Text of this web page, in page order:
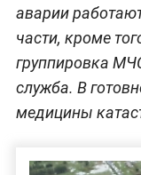
аварии
части, кроме
группировка
служба. В
медицины